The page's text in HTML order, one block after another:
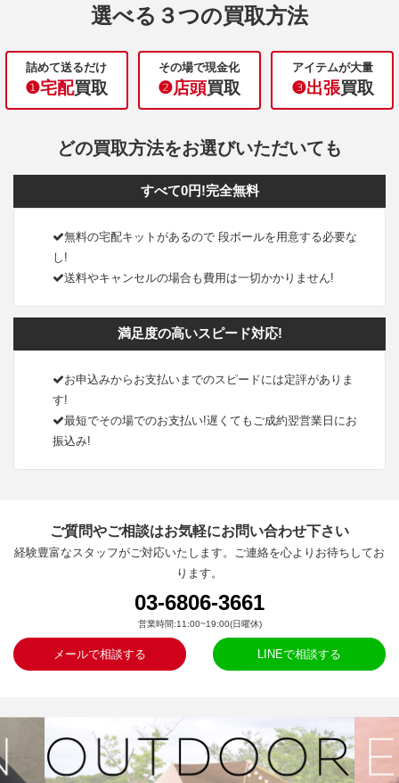
選べる３つの買取方法
詰めて送るだけ
❶宅配買取
その場で現金化
❷店頭買取
アイテムが大量
❸出張買取
どの買取方法をお選びいただいても
すべて0円!完全無料
無料の宅配キットがあるので 段ボールを用意する必要な
し!
送料やキャンセルの場合も費用は一切かかりません!
満足度の高いスピード対応!
お申込みからお支払いまでのスピードには定評がありま
す!
最短でその場でのお支払い!遅くてもご成約翌営業日にお
振込み!
ご質問やご相談はお気軽にお問い合わせ下さい
経験豊富なスタッフがご対応いたします。ご連絡を心よりお待ちしてお
ります。
03-6806-3661
営業時間:11:00~19:00(日曜休)
メールで相談する LINEで相談する